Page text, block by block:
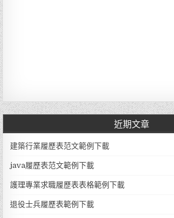
近期文章
建築行業履歷表范文範例下載
java履歷表范文範例下載
護理專業求職履歷表表格範例下載
退役士兵履歷表範例下載